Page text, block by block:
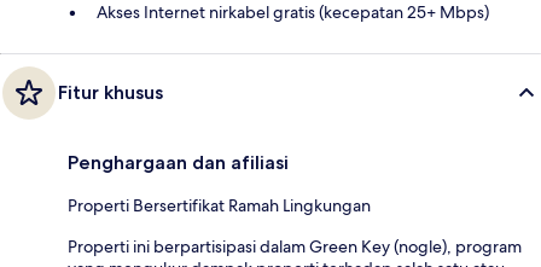
Akses Internet nirkabel gratis (kecepatan 25+ Mbps)
Fitur khusus
Penghargaan dan afiliasi
Properti Bersertifikat Ramah Lingkungan
Properti ini berpartisipasi dalam Green Key (nogle), program